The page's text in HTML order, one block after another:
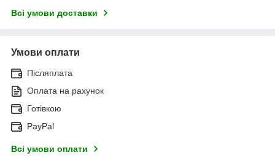
Всі умови доставки
Умови оплати
Післяплата
Оплата на рахунок
Готівкою
PayPal
Всі умови оплати